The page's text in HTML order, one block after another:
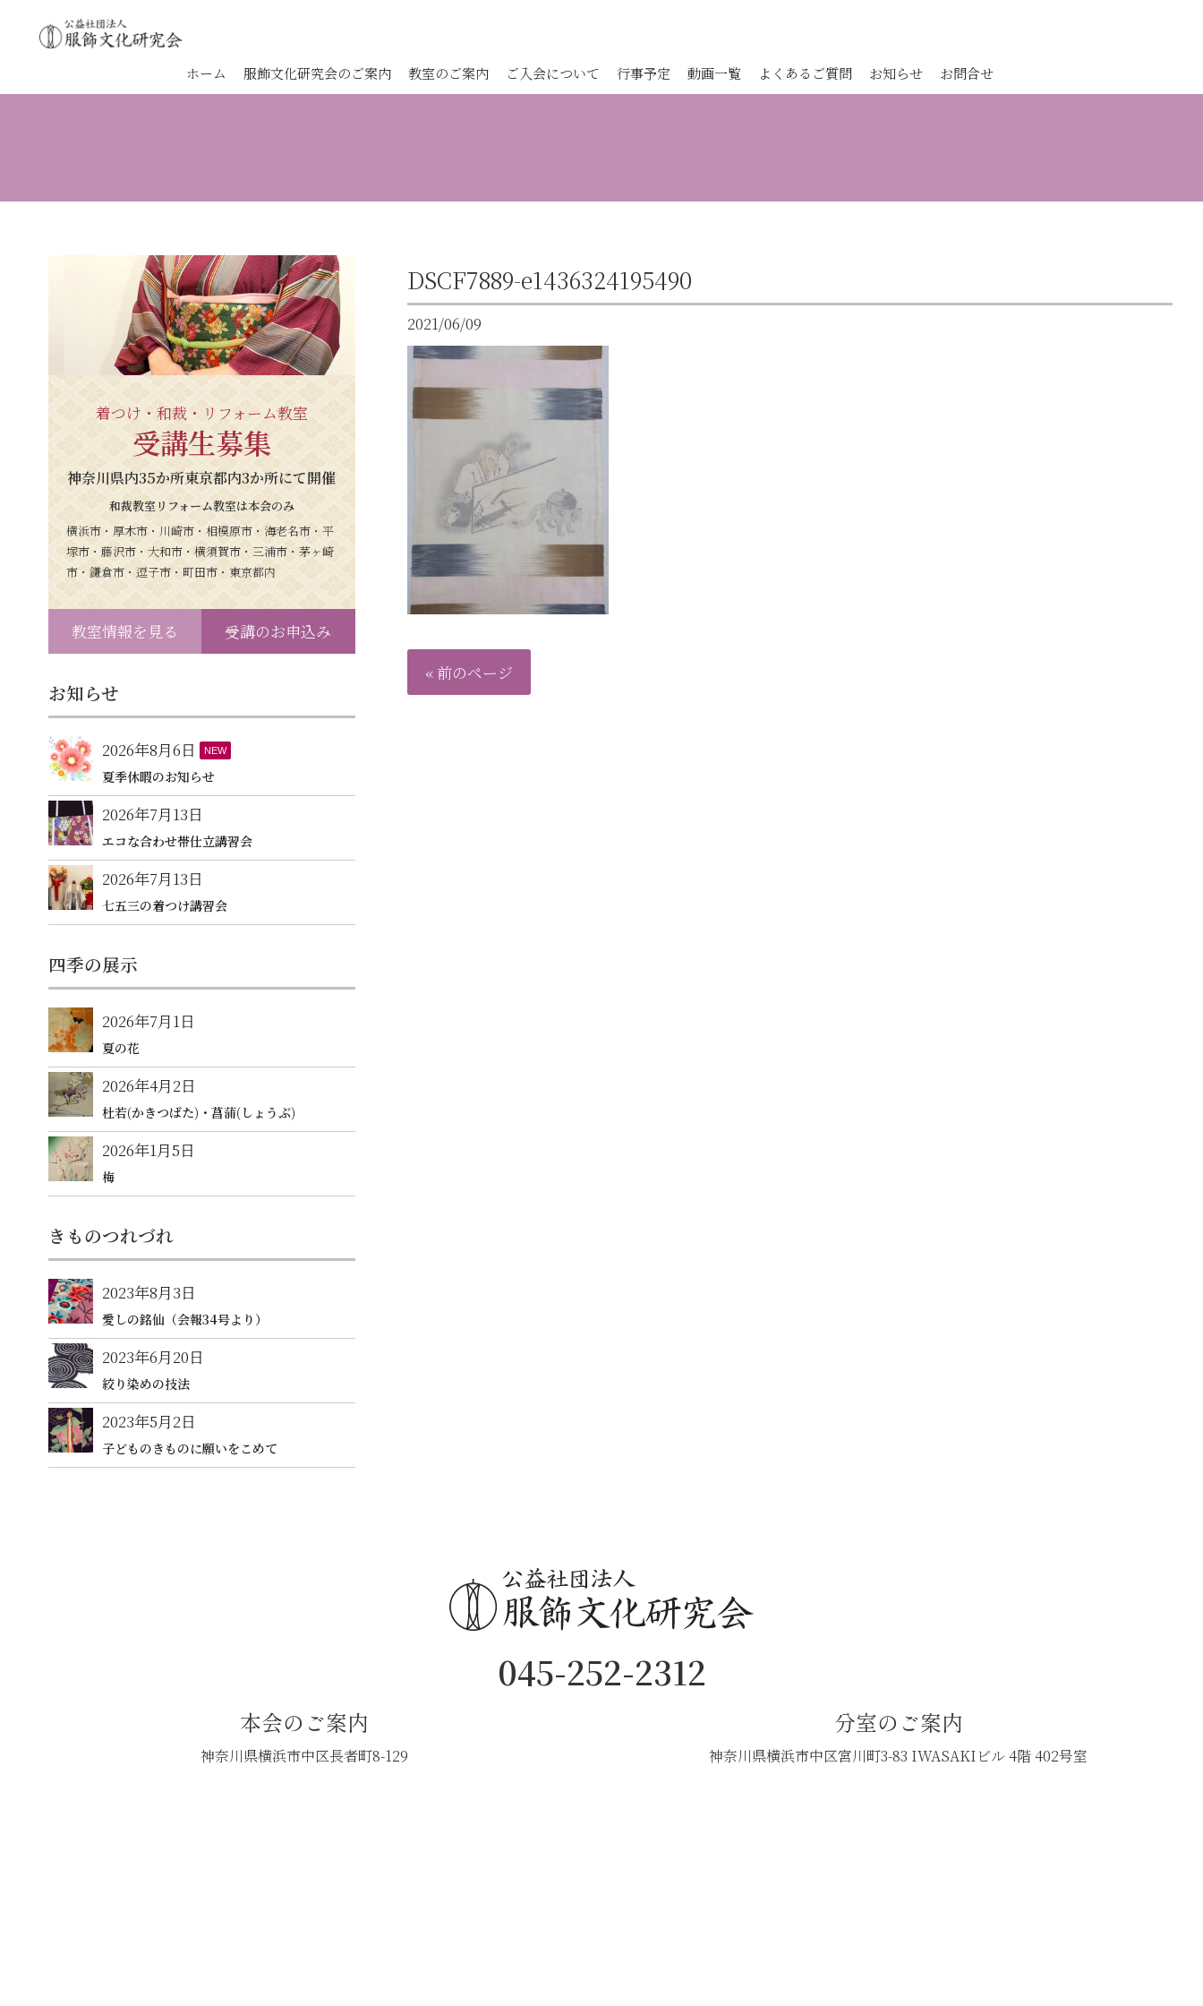
ホーム 服飾文化研究会のご案内 教室のご案内 ご入会について 行事予定 動画一覧 よくあるご質問 お知らせ お問合せ
DSCF7889-e1436324195490
2021/06/09
« 前のページ
着つけ・和裁・リフォーム教室
受講生募集
神奈川県内35か所東京都内3か所にて開催
和裁教室リフォーム教室は本会のみ
横浜市・厚木市・川崎市・相模原市・海老名市・平
塚市・藤沢市・大和市・横須賀市・三浦市・茅ヶ崎
市・鎌倉市・逗子市・町田市・東京都内
教室情報を見る 受講のお申込み
お知らせ
2026年8月6日 NEW
夏季休暇のお知らせ
2026年7月13日
エコな合わせ帯仕立講習会
2026年7月13日
七五三の着つけ講習会
四季の展示
2026年7月1日
夏の花
2026年4月2日
杜若(かきつばた)・菖蒲(しょうぶ)
2026年1月5日
梅
きものつれづれ
2023年8月3日
愛しの銘仙（会報34号より）
2023年6月20日
絞り染めの技法
2023年5月2日
子どものきものに願いをこめて
045-252-2312
本会のご案内
神奈川県横浜市中区長者町8-129
分室のご案内
神奈川県横浜市中区宮川町3-83 IWASAKIビル 4階 402号室